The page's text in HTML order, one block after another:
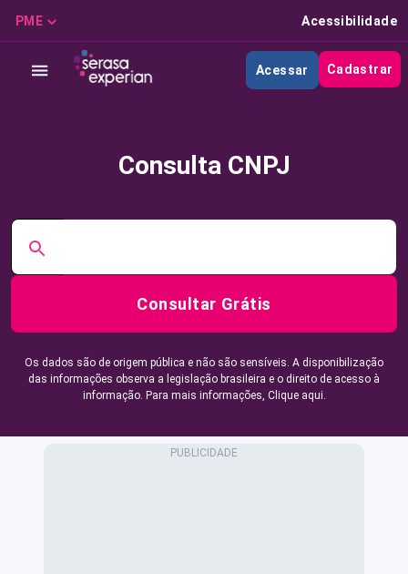
PME Acessibilidade
Acessar Cadastrar
Consulta CNPJ
Consultar Grátis
Os dados são de origem pública e não são sensíveis. A disponibilização
das informações observa a legislação brasileira e o direito de acesso à
informação. Para mais informações, Clique aqui.